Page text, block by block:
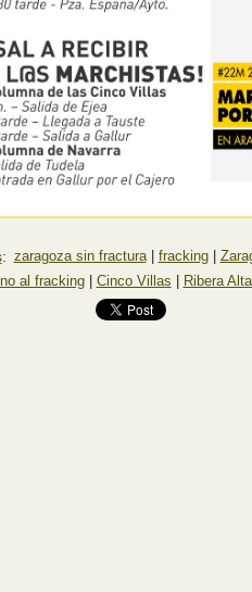
: zaragoza sin fractura fracking
no al fracking Cinco Villas Ribera